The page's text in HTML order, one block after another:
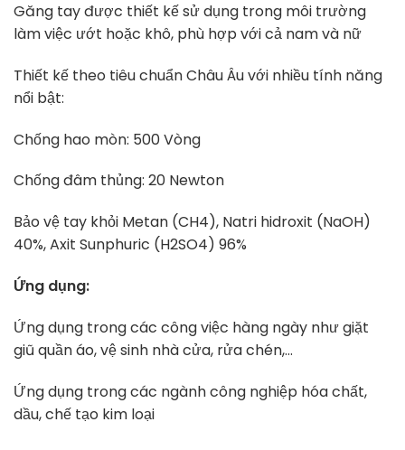
Găng tay được thiết kế sử dụng trong môi trường
làm việc ướt hoặc khô, phù hợp với cả nam và nữ
Thiết kế theo tiêu chuẩn Châu Âu với nhiều tính năng
nổi bật:
Chống hao mòn: 500 Vòng
Chống đâm thủng: 20 Newton
Bảo vệ tay khỏi Metan (CH4), Natri hidroxit (NaOH)
40%, Axit Sunphuric (H2SO4) 96%
Ứng dụng:
Ứng dụng trong các công việc hàng ngày như giặt
giũ quần áo, vệ sinh nhà cửa, rửa chén,…
Ứng dụng trong các ngành công nghiệp hóa chất,
dầu, chế tạo kim loại